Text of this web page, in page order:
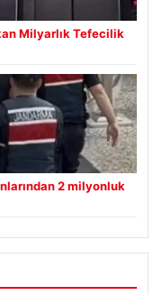
Milyarlık Tefecilik
2 milyonluk